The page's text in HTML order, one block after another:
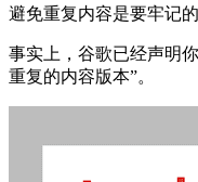
避免重复内容是要牢记
事实上，谷歌已经声明
重复的内容版本”。